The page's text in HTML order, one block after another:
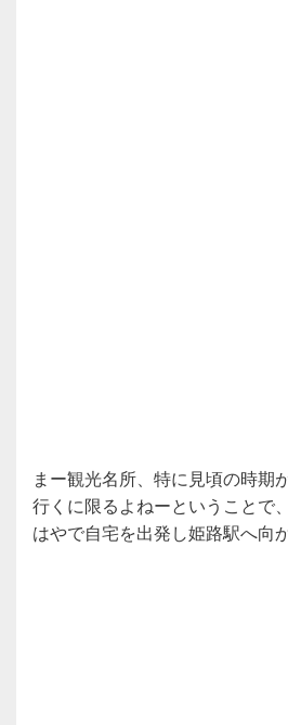
まー観光名所、特に見頃の時期
行くに限るよねーということで
はやで自宅を出発し姫路駅へ向